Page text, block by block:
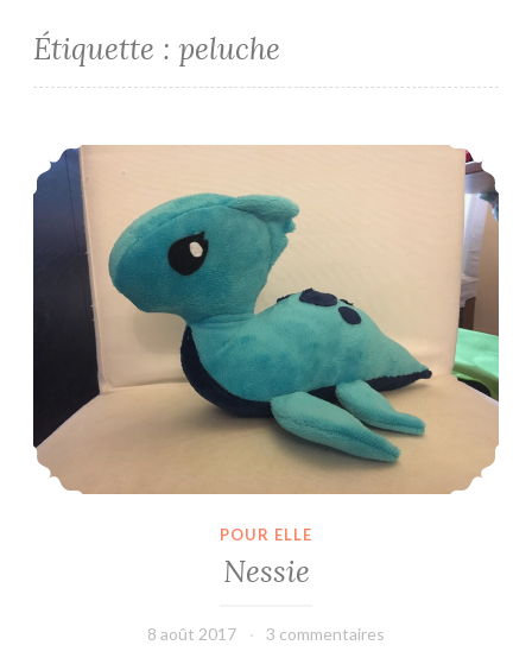
Étiquette : peluche
Nessie
POUR ELLE
Nessie
8 août 2017 leffetmain
3 commentaires